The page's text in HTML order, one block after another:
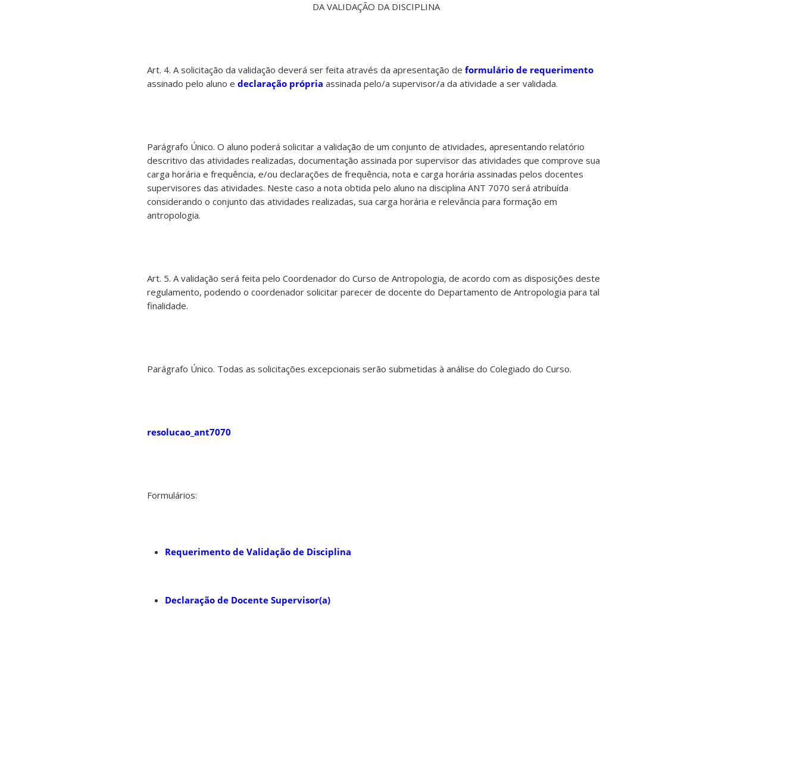
DA VALIDAÇÃO DA DISCIPLINA
Art. 4. A solicitação da validação deverá ser feita através da apresentação de formulário de requerimento
assinado pelo aluno e declaração própria assinada pelo/a supervisor/a da atividade a ser validada.
Parágrafo Único. O aluno poderá solicitar a validação de um conjunto de atividades, apresentando relatório
descritivo das atividades realizadas, documentação assinada por supervisor das atividades que comprove sua
carga horária e frequência, e/ou declarações de frequência, nota e carga horária assinadas pelos docentes
supervisores das atividades. Neste caso a nota obtida pelo aluno na disciplina ANT 7070 será atribuída
considerando o conjunto das atividades realizadas, sua carga horária e relevância para formação em
antropologia.
Art. 5. A validação será feita pelo Coordenador do Curso de Antropologia, de acordo com as disposições deste
regulamento, podendo o coordenador solicitar parecer de docente do Departamento de Antropologia para tal
finalidade.
Parágrafo Único. Todas as solicitações excepcionais serão submetidas à análise do Colegiado do Curso.
resolucao_ant7070
Formulários:
Requerimento de Validação de Disciplina
Declaração de Docente Supervisor(a)